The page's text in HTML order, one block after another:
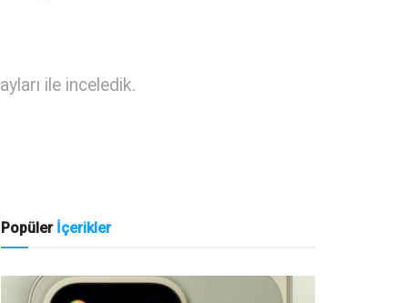
ile inceledik.
Popüler İçerikler